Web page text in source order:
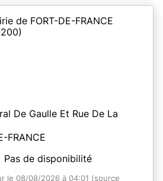
de FORT-DE-FRANCE
De Gaulle Et Rue De La
FRANCE
Pas de disponibilité
le 08/08/2026 à 04:01 (source